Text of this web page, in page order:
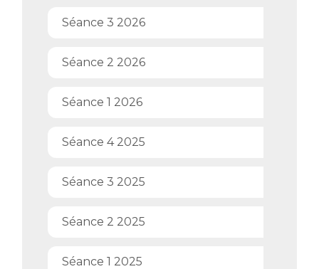
Séance 3 2026
Séance 2 2026
Séance 1 2026
Séance 4 2025
Séance 3 2025
Séance 2 2025
Séance 1 2025